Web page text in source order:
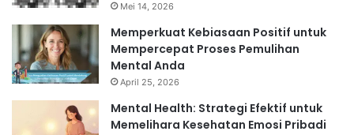
Mei 14, 2026
Memperkuat Kebiasaan Positif untuk
Mempercepat Proses Pemulihan
Mental Anda
April 25, 2026
Mental Health: Strategi Efektif untuk
Memelihara Kesehatan Emosi Pribadi